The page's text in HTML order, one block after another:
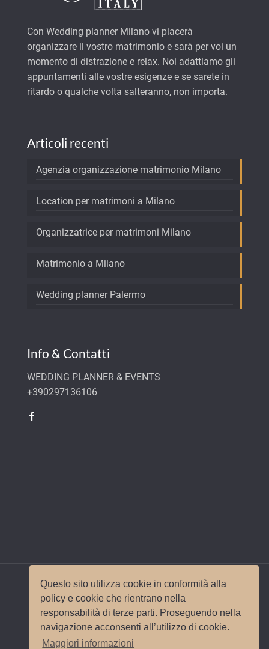
Questo sito utilizza cookie in conformità alla
policy e cookie che rientrano nella
responsabilità di terze parti. Proseguendo nella
navigazione acconsenti all’utilizzo di cookie.
Maggiori informazioni
Con Wedding planner Milano vi piacerà
organizzare il vostro matrimonio e sarà per voi un
momento di distrazione e relax. Noi adattiamo gli
appuntamenti alle vostre esigenze e se sarete in
ritardo o qualche volta salteranno, non importa.
Articoli recenti
Agenzia organizzazione matrimonio Milano
Location per matrimoni a Milano
Organizzatrice per matrimoni Milano
Matrimonio a Milano
Wedding planner Palermo
Info & Contatti
WEDDING PLANNER & EVENTS
+390297136106
© 2017 Wedding Planner Milano Italy |Mappa del
sito|Privacy e Cookie PolicySito e